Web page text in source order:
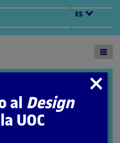
ES
Cerrar
modal
al Design
UOC